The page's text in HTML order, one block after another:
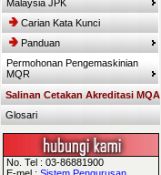
Malaysia JPK
Carian Kata Kunci
Panduan
Permohonan Pengemaskinian
MQR
Salinan Cetakan Akreditasi MQA
Glosari
No. Tel : 03-86881900